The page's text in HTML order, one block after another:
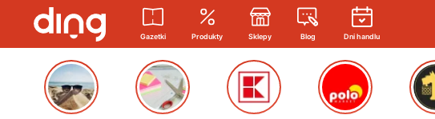
Gazetki Produkty Sklepy Blog Dni handlu